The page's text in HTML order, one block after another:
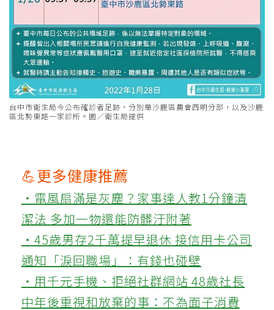
台中市衛生局今公布確診者足跡，分別是沙鹿區農會西明分部，以及沙鹿
區北勢東路一家診所。圖／衛生局提供
💪更多健康推薦
‧電風扇滿是灰塵？家事達人教1分鐘清
潔法 多加一物還能防髒汙附著
‧45歲男存2千萬提早退休 接信用卡公司
通知「淚回職場」：有錢也碰壁
‧用千元手機、拒絕社群網站 48歲社長
中年後重視和放棄的事：不為面子消費